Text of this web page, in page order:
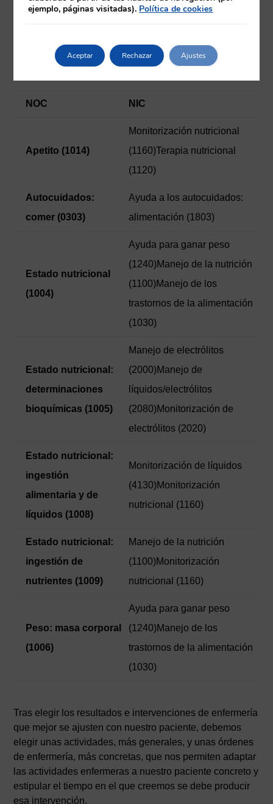
enfermería que nos van a ayudar a conseguirlos.
– Resultados e intervenciones de enfermería
(NOC y NIC)
NOC NIC
Apetito (1014)
Monitorización nutricional
(1160)Terapia nutricional
(1120)
Autocuidados:
comer (0303)
Ayuda a los autocuidados:
alimentación (1803)
Estado nutricional
(1004)
Ayuda para ganar peso
(1240)Manejo de la nutrición
(1100)Manejo de los
trastornos de la alimentación
(1030)
Estado nutricional:
determinaciones
bioquímicas (1005)
Manejo de electrólitos
(2000)Manejo de
líquidos/electrólitos
(2080)Monitorización de
electrólitos (2020)
Estado nutricional:
ingestión
alimentaria y de
líquidos (1008)
Monitorización de líquidos
(4130)Monitorización
nutricional (1160)
Estado nutricional:
ingestión de
nutrientes (1009)
Manejo de la nutrición
(1100)Monitorización
nutricional (1160)
Peso: masa corporal
(1006)
Ayuda para ganar peso
(1240)Manejo de los
trastornos de la alimentación
(1030)
Tras elegir los resultados e intervenciones de enfermería
que mejor se ajusten con nuestro paciente, debemos
elegir unas actividades, más generales, y unas órdenes
de enfermería, más concretas, que nos permiten adaptar
las actividades enfermeras a nuestro paciente concreto y
estipular el tiempo en el que creemos se debe producir
esa intervención.
ejemplo, páginas visitadas). Política de cookies
Aceptar Rechazar Ajustes